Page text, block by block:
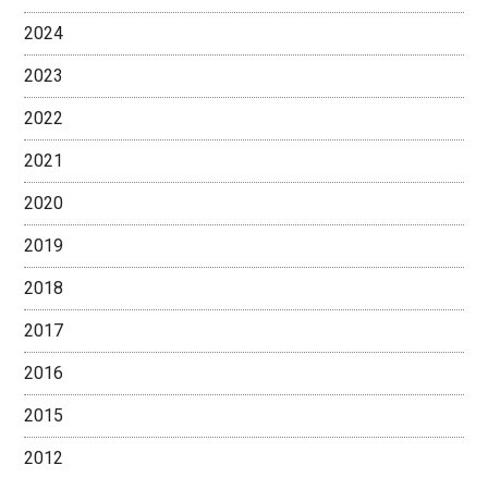
2024
2023
2022
2021
2020
2019
2018
2017
2016
2015
2012